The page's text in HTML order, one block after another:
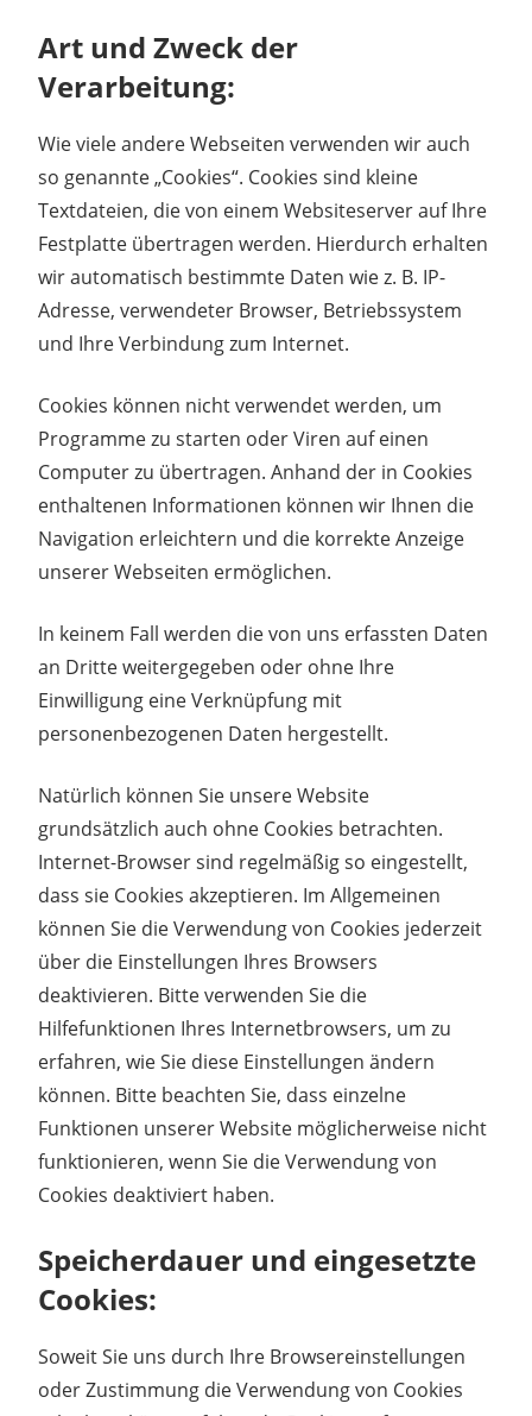
Art und Zweck der
Verarbeitung:
Wie viele andere Webseiten verwenden wir auch
so genannte „Cookies“. Cookies sind kleine
Textdateien, die von einem Websiteserver auf Ihre
Festplatte übertragen werden. Hierdurch erhalten
wir automatisch bestimmte Daten wie z. B. IP-
Adresse, verwendeter Browser, Betriebssystem
und Ihre Verbindung zum Internet.
Cookies können nicht verwendet werden, um
Programme zu starten oder Viren auf einen
Computer zu übertragen. Anhand der in Cookies
enthaltenen Informationen können wir Ihnen die
Navigation erleichtern und die korrekte Anzeige
unserer Webseiten ermöglichen.
In keinem Fall werden die von uns erfassten Daten
an Dritte weitergegeben oder ohne Ihre
Einwilligung eine Verknüpfung mit
personenbezogenen Daten hergestellt.
Natürlich können Sie unsere Website
grundsätzlich auch ohne Cookies betrachten.
Internet-Browser sind regelmäßig so eingestellt,
dass sie Cookies akzeptieren. Im Allgemeinen
können Sie die Verwendung von Cookies jederzeit
über die Einstellungen Ihres Browsers
deaktivieren. Bitte verwenden Sie die
Hilfefunktionen Ihres Internetbrowsers, um zu
erfahren, wie Sie diese Einstellungen ändern
können. Bitte beachten Sie, dass einzelne
Funktionen unserer Website möglicherweise nicht
funktionieren, wenn Sie die Verwendung von
Cookies deaktiviert haben.
Speicherdauer und eingesetzte
Cookies:
Soweit Sie uns durch Ihre Browsereinstellungen
oder Zustimmung die Verwendung von Cookies